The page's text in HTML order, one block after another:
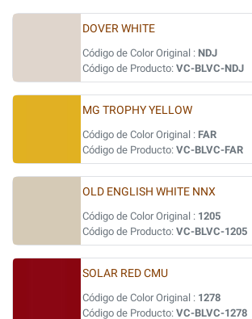
DOVER WHITE
Código de Color Original : NDJ
Código de Producto: VC-BLVC-NDJ
MG TROPHY YELLOW
Código de Color Original : FAR
Código de Producto: VC-BLVC-FAR
OLD ENGLISH WHITE NNX
Código de Color Original : 1205
Código de Producto: VC-BLVC-1205
SOLAR RED CMU
Código de Color Original : 1278
Código de Producto: VC-BLVC-1278